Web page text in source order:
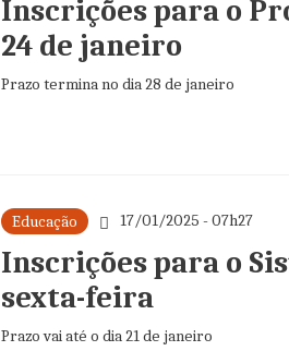
Inscrições para o
24 de janeiro
Prazo termina no dia 28 de janeiro
Educação 17/01/2025 - 07h27
Inscrições para o
sexta-feira
Prazo vai até o dia 21 de janeiro